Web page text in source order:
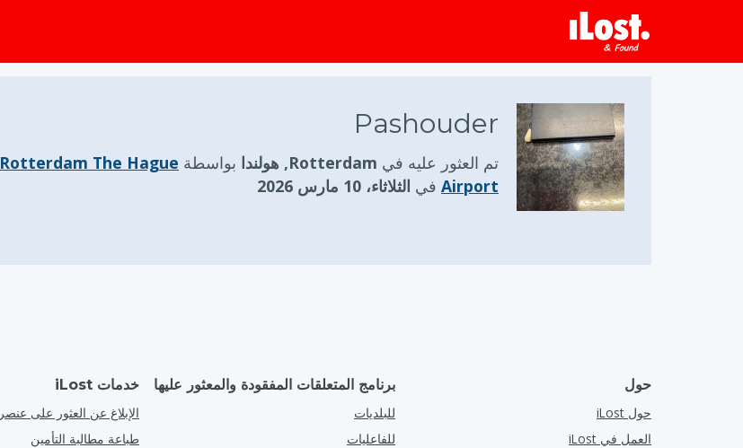
Pashouder
تم العثور عليه في Rotterdam, هولندا بواسطة Rotterdam The Hague
Airport في الثلاثاء، 10 مارس 2026
حول
حول iLost
العمل في iLost
برنامج المتعلقات المفقودة والمعثور عليها
للبلديات
للفاعليات
خدمات iLost
الإبلاغ عن العثور على عنصر
طباعة مطالبة التأمين